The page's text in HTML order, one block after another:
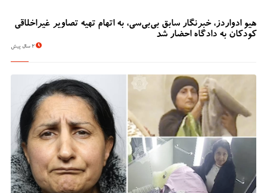
هیو ادواردز، خبرنگار سابق بی‌بی‌سی، به اتهام تهیه تصاویر غیراخلاقی
کودکان به دادگاه احضار شد
2 سال پیش